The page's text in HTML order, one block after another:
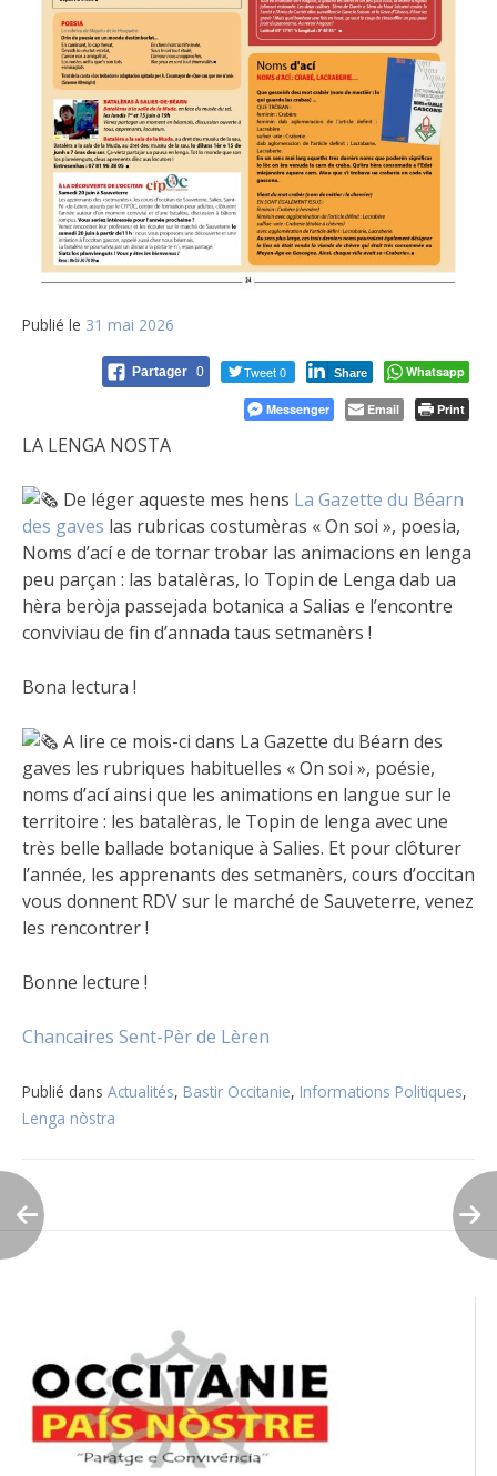
Publié le 31 mai 2026
Partager 0 Tweet 0 Share Whatsapp
Messenger Email Print
LA LENGA NOSTA
De léger aqueste mes hens La Gazette du Béarn
des gaves las rubricas costumèras « On soi », poesia,
Noms d’ací e de tornar trobar las animacions en lenga
peu parçan : las batalèras, lo Topin de Lenga dab ua
hèra beròja passejada botanica a Salias e l’encontre
conviviau de fin d’annada taus setmanèrs !
Bona lectura !
A lire ce mois-ci dans La Gazette du Béarn des
gaves les rubriques habituelles « On soi », poésie,
noms d’ací ainsi que les animations en langue sur le
territoire : les batalèras, le Topin de lenga avec une
très belle ballade botanique à Salies. Et pour clôturer
l’année, les apprenants des setmanèrs, cours d’occitan
vous donnent RDV sur le marché de Sauveterre, venez
les rencontrer !
Bonne lecture !
Chancaires Sent-Pèr de Lèren
Publié dans Actualités, Bastir Occitanie, Informations Politiques,
Lenga nòstra
de
l’article